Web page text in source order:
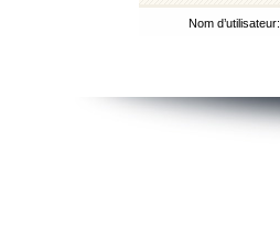
Nom d’utilisateur: